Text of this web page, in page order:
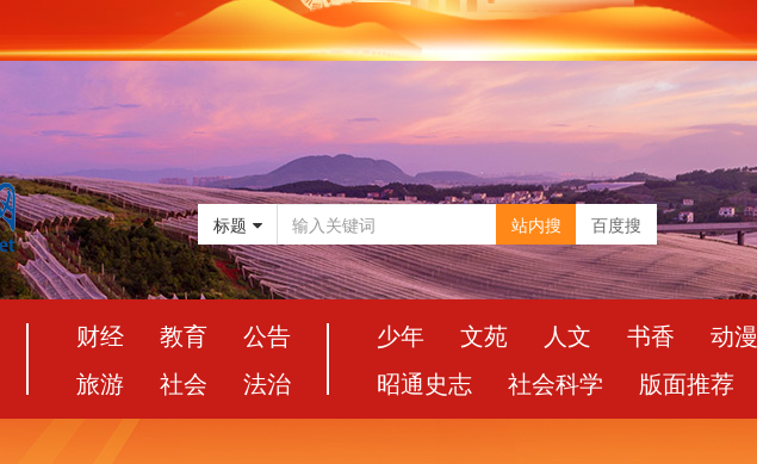
标题 站内搜 百度搜
财经 教育
公告
旅游
社会 法治
少年 文苑 人文 书香
动漫
昭通史志
社会科学 版面推荐